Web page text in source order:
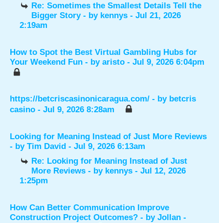
Re: Sometimes the Smallest Details Tell the
Bigger Story - by kennys - Jul 21, 2026
2:19am
How to Spot the Best Virtual Gambling Hubs for
Your Weekend Fun - by aristo - Jul 9, 2026 6:04pm
https://betcriscasinonicaragua.com/ - by betcris
casino - Jul 9, 2026 8:28am
Looking for Meaning Instead of Just More Reviews
- by Tim David - Jul 9, 2026 6:13am
Re: Looking for Meaning Instead of Just
More Reviews - by kennys - Jul 12, 2026
1:25pm
How Can Better Communication Improve
Construction Project Outcomes? - by Jollan -